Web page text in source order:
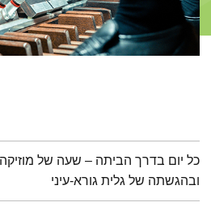
תמצית הפודקאסט
כל יום בדרך הביתה – שעה של
ובהגשתה של גלית גורא-עיני